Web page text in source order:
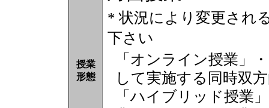
授業
形態
* 状況により変更され
下さい
「オンライン授業」
して実施する同時双
「ハイブリッド授業